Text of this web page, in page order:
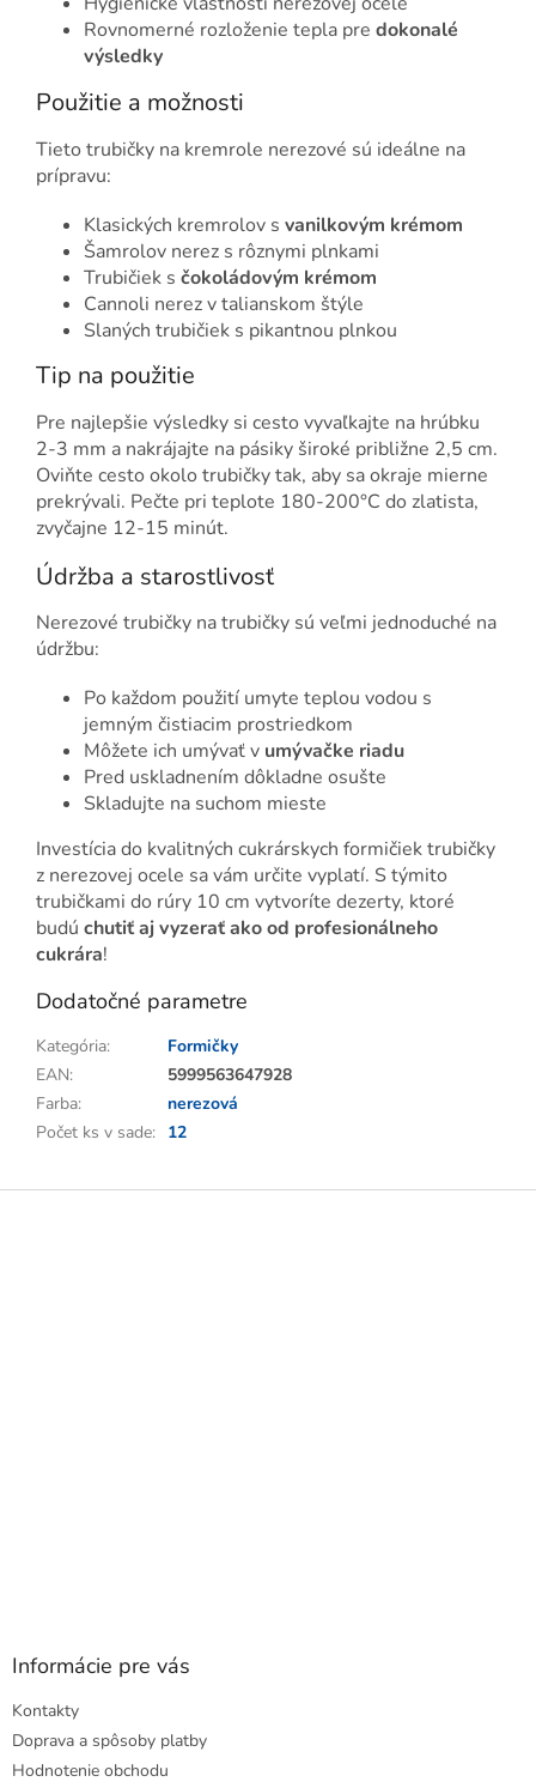
Rovnomerné rozloženie tepla pre dokonalé
výsledky
Použitie a možnosti
Tieto trubičky na kremrole nerezové sú ideálne na
prípravu:
Klasických kremrolov s vanilkovým krémom
Šamrolov nerez s rôznymi plnkami
Trubičiek s čokoládovým krémom
Cannoli nerez v talianskom štýle
Slaných trubičiek s pikantnou plnkou
Tip na použitie
Pre najlepšie výsledky si cesto vyvaľkajte na hrúbku
2-3 mm a nakrájajte na pásiky široké približne 2,5 cm.
Oviňte cesto okolo trubičky tak, aby sa okraje mierne
prekrývali. Pečte pri teplote 180-200°C do zlatista,
zvyčajne 12-15 minút.
Údržba a starostlivosť
Nerezové trubičky na trubičky sú veľmi jednoduché na
údržbu:
Po každom použití umyte teplou vodou s
jemným čistiacim prostriedkom
Môžete ich umývať v umývačke riadu
Pred uskladnením dôkladne osušte
Skladujte na suchom mieste
Investícia do kvalitných cukrárskych formičiek trubičky
z nerezovej ocele sa vám určite vyplatí. S týmito
trubičkami do rúry 10 cm vytvoríte dezerty, ktoré
budú chutiť aj vyzerať ako od profesionálneho
cukrára!
Dodatočné parametre
Kategória:
Formičky
EAN:
5999563647928
Farba:
nerezová
Počet ks v sade: 12
Z
Informácie pre vás
Kontakty
Doprava a spôsoby platby
Hodnotenie obchodu